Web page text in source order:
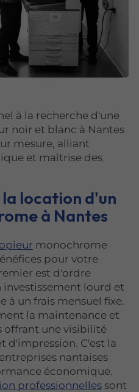
à la recherche d'une
noir et blanc à Nantes
mesure, alliant
et maîtrise des
la location d'un
à Nantes
monochrome
pour votre
est d'ordre
investissement lourd et
à un frais mensuel fixe.
la maintenance et
offrant une visibilité
d'impression. C'est la
nantaises
économique.
professionnelles sont